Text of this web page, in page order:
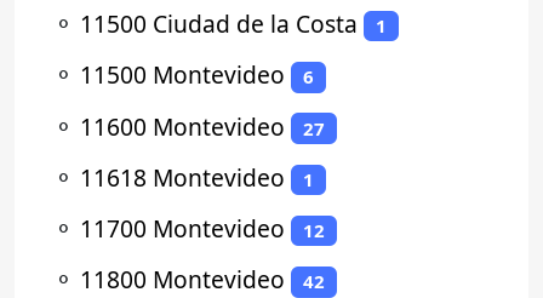
⚬ 11500 Ciudad de la Costa 1
⚬ 11500 Montevideo 6
⚬ 11600 Montevideo 27
⚬ 11618 Montevideo 1
⚬ 11700 Montevideo 12
⚬ 11800 Montevideo 42